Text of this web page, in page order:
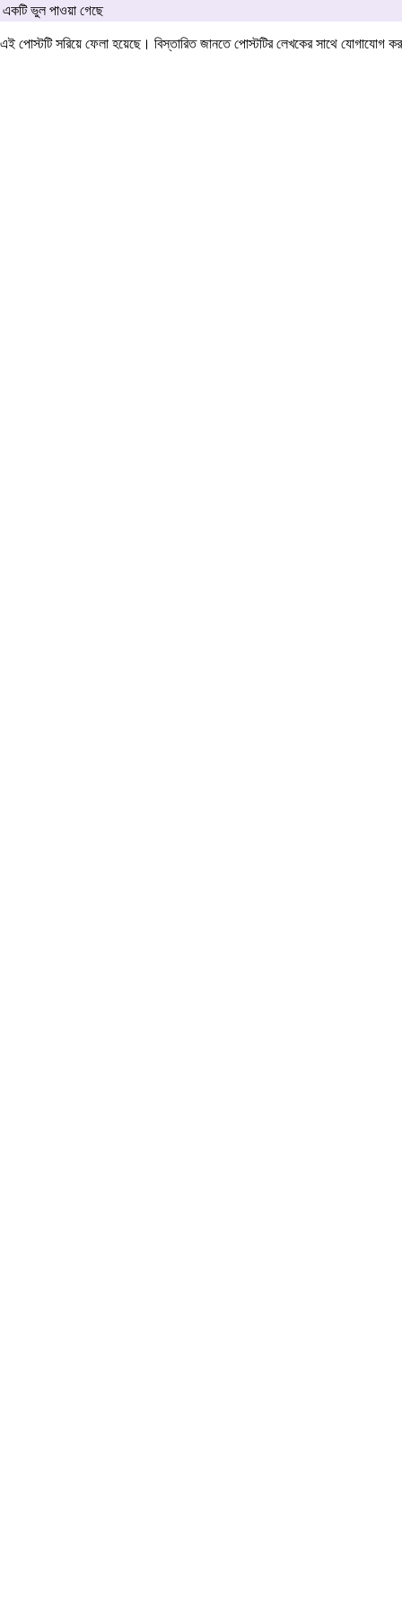
একটি ভুল পাওয়া গেছে
এই পোস্টটি সরিয়ে ফেলা হয়েছে। বিস্তারিত জানতে পোস্টটির লেখকের সাথে যোগাযোগ